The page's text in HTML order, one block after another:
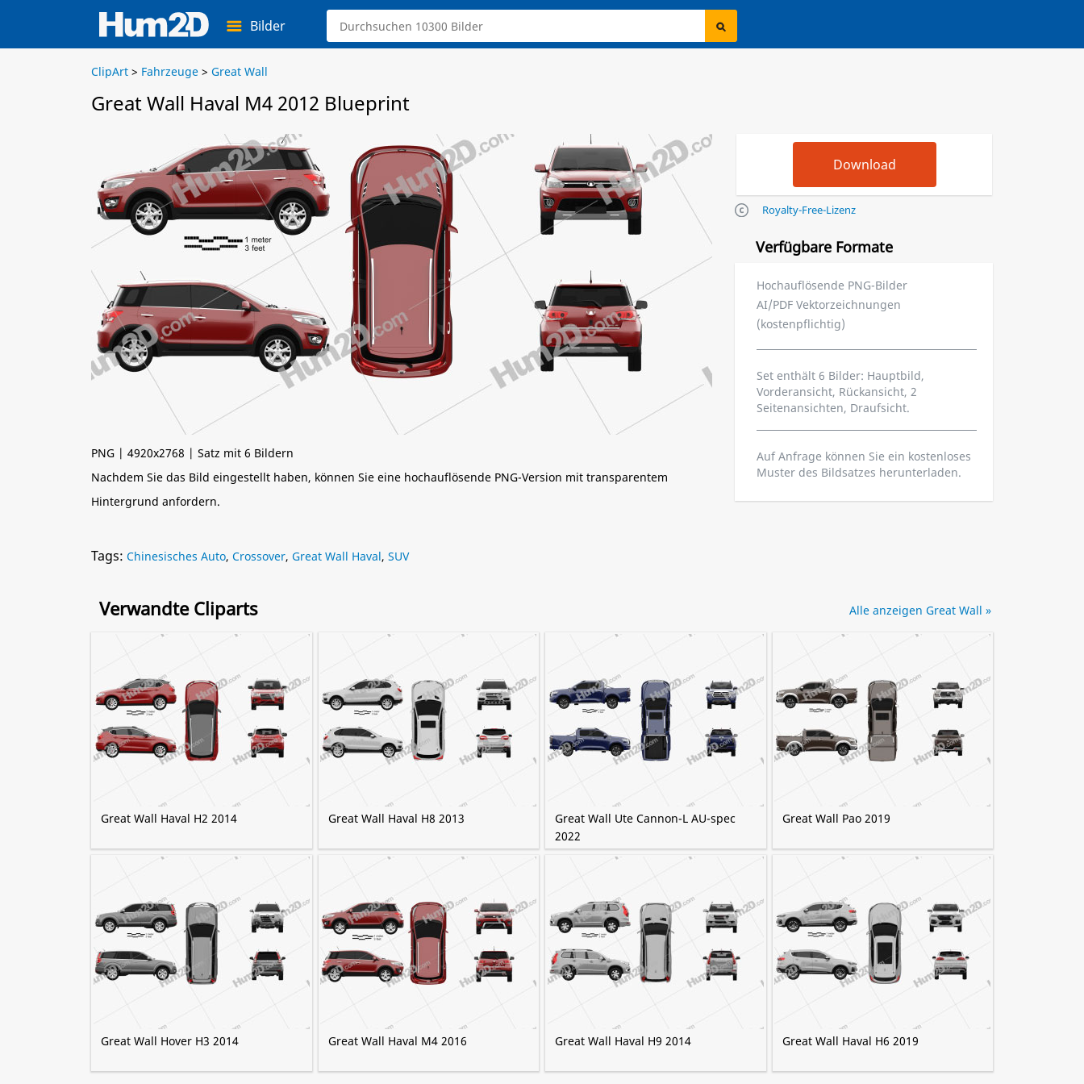
Bilder
ClipArt > Fahrzeuge > Great Wall
Great Wall Haval M4 2012 Blueprint
PNG | 4920x2768 | Satz mit 6 Bildern
Nachdem Sie das Bild eingestellt haben, können Sie eine hochauflösende PNG-Version mit transparentem
Hintergrund anfordern.
Royalty-Free-Lizenz
Verfügbare Formate
Hochauflösende PNG-Bilder
AI/PDF Vektorzeichnungen
(kostenpflichtig)
Set enthält 6 Bilder: Hauptbild,
Vorderansicht, Rückansicht, 2
Seitenansichten, Draufsicht.
Auf Anfrage können Sie ein kostenloses
Muster des Bildsatzes herunterladen.
Tags: Chinesisches Auto, Crossover, Great Wall Haval, SUV
Verwandte Cliparts
Great Wall Haval H2 2014 Great Wall Haval H8 2013
Great Wall Ute Cannon-L AU-spec
2022
Great Wall Pao 2019
Great Wall Hover H3 2014 Great Wall Haval M4 2016 Great Wall Haval H9 2014 Great Wall Haval H6 2019
Alle anzeigen Great Wall »